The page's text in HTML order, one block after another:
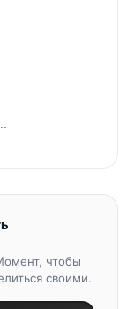
чтобы
своими.